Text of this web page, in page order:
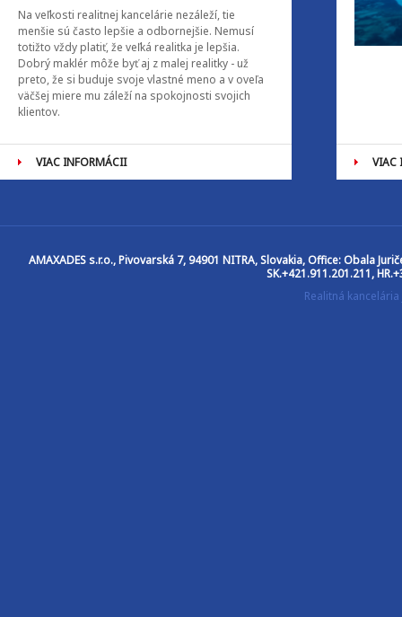
Na veľkosti realitnej kancelárie nezáleží, tie
menšie sú často lepšie a odbornejšie. Nemusí
totižto vždy platiť, že veľká realitka je lepšia.
Dobrý maklér môže byť aj z malej realitky - už
preto, že si buduje svoje vlastné meno a v oveľa
väčšej miere mu záleží na spokojnosti svojich
klientov.
VIAC INFORMÁCII VIAC
AMAXADES s.r.o., Pivovarská 7, 94901 NITRA, Slovakia, Office: Obala
SK.+421.911.201.211,
Realitná